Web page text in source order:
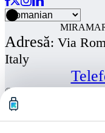
Adresă: Via
Italy
© Radical Storage • Lean
Radical este finanțat și
Scaleup Lazio”
Uniunea Europeană